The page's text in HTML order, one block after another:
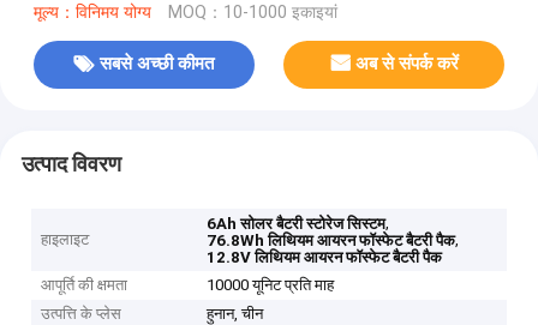
मूल्य：विनिमय योग्य MOQ：10-1000 इकाइयां
सबसे अच्छी कीमत अब से संपर्क करें
उत्पाद विवरण
हाइलाइट
6Ah सोलर बैटरी स्टोरेज सिस्टम,
76.8Wh लिथियम आयरन फॉस्फेट बैटरी पैक,
12.8V लिथियम आयरन फॉस्फेट बैटरी पैक
आपूर्ति की क्षमता
10000 यूनिट प्रति माह
उत्पत्ति के प्लेस
हुनान, चीन